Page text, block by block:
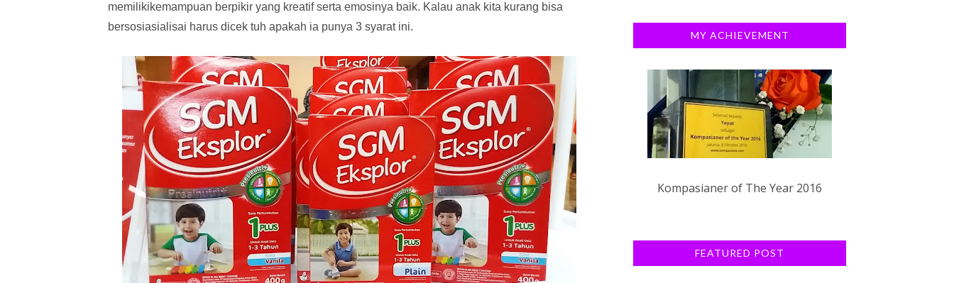
memilikikemampuan berpikir yang kreatif serta emosinya baik. Kalau anak kita kurang bisa
bersosiasialisai harus dicek tuh apakah ia punya 3 syarat ini.
MY ACHIEVEMENT
Kompasianer of The Year 2016
FEATURED POST